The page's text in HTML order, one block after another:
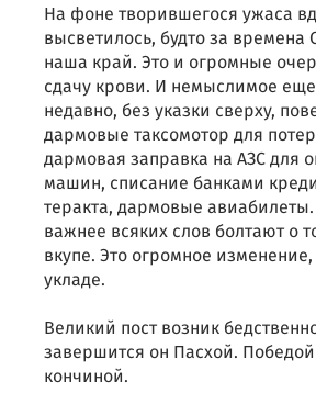
На фоне творившегося ужаса
высветилось, будто за
наша край. Это и огромные
сдачу крови. И немыслимое
недавно, без указки сверху,
дармовые таксомотор для
дармовая заправка на АЗС для
машин, списание банками
теракта, дармовые
важнее всяких слов болтают о
вкупе. Это огромное
укладе.
Великий пост возник
завершится он Пасхой.
кончиной.